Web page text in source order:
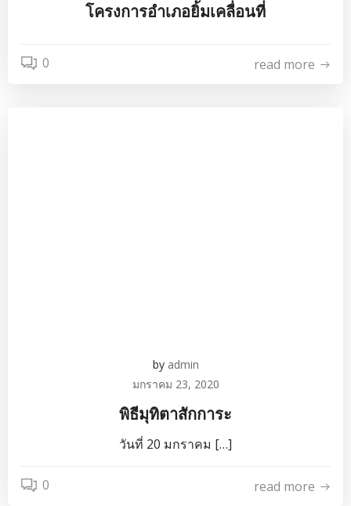
โครงการอำเภอยิ้มเคลื่อนที่
0 read more
by admin
มกราคม 23, 2020
พิธีมุทิตาสักการะ
วันที่ 20 มกราคม […]
0 read more